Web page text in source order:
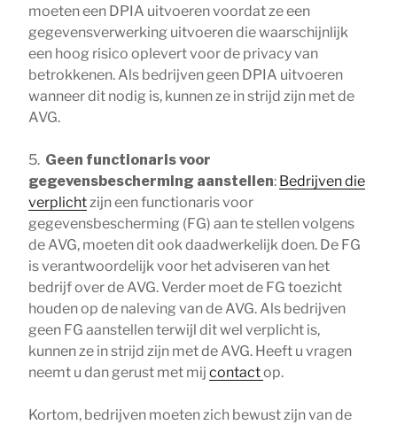
moeten een DPIA uitvoeren voordat ze een
gegevensverwerking uitvoeren die waarschijnlijk
een hoog risico oplevert voor de privacy van
betrokkenen. Als bedrijven geen DPIA uitvoeren
wanneer dit nodig is, kunnen ze in strijd zijn met de
AVG.
5. Geen functionaris voor
gegevensbescherming aanstellen: Bedrijven die
verplichtzijn een functionaris voor
gegevensbescherming (FG) aan te stellen volgens
de AVG, moeten dit ook daadwerkelijk doen. De FG
is verantwoordelijk voor het adviseren van het
bedrijf over de AVG. Verder moet de FG toezicht
houden op de naleving van de AVG. Als bedrijven
geen FG aanstellen terwijl dit wel verplicht is,
kunnen ze in strijd zijn met de AVG. Heeft u vragen
neemt u dan gerust met mij contactop.
Kortom, bedrijven moeten zich bewust zijn van de